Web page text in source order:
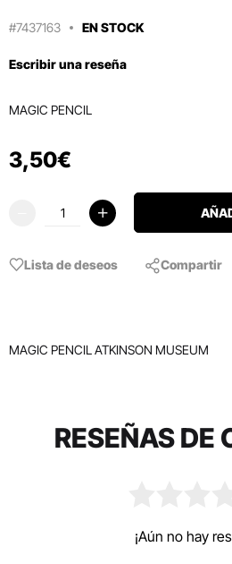
#7437163 EN STOCK
Escribir una reseña
MAGIC PENCIL
3,50€
Lista de deseos Compartir
MAGIC PENCIL ATKINSON MUSEUM
RESEÑAS DE
¡Aún no hay